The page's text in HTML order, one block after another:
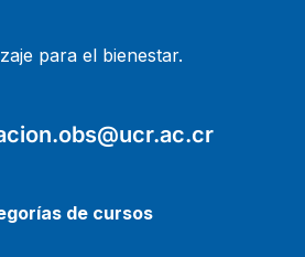
para el bienestar.
de cursos